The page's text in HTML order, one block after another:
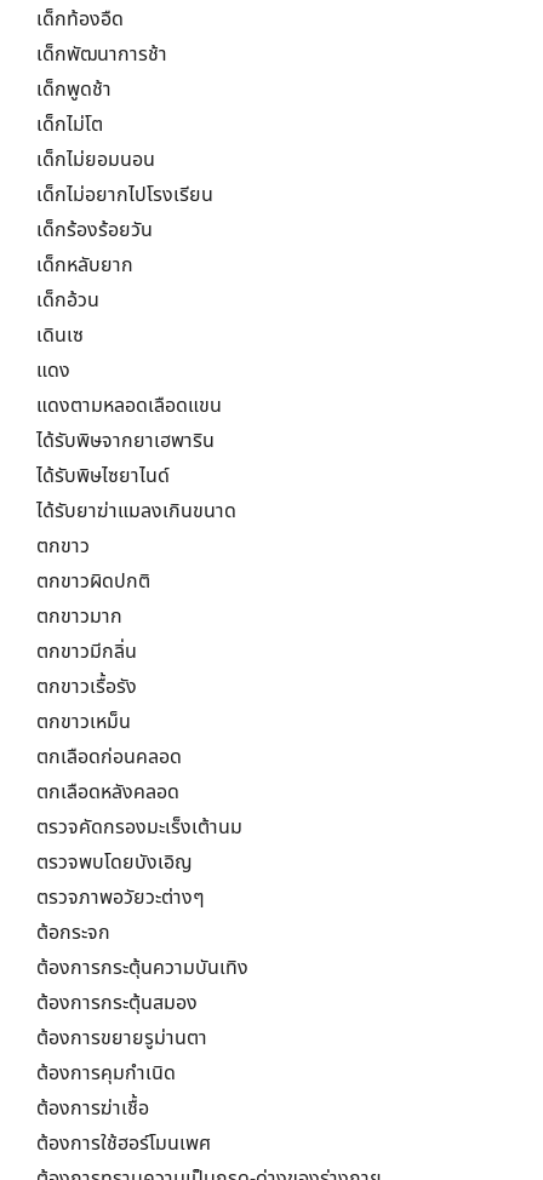
เด็กท้องอืด
เด็กพัฒนาการช้า
เด็กพูดช้า
เด็กไม่โต
เด็กไม่ยอมนอน
เด็กไม่อยากไปโรงเรียน
เด็กร้องร้อยวัน
เด็กหลับยาก
เด็กอ้วน
เดินเซ
แดง
แดงตามหลอดเลือดแขน
ได้รับพิษจากยาเฮพาริน
ได้รับพิษไซยาไนด์
ได้รับยาฆ่าแมลงเกินขนาด
ตกขาว
ตกขาวผิดปกติ
ตกขาวมาก
ตกขาวมีกลิ่น
ตกขาวเรื้อรัง
ตกขาวเหม็น
ตกเลือดก่อนคลอด
ตกเลือดหลังคลอด
ตรวจคัดกรองมะเร็งเต้านม
ตรวจพบโดยบังเอิญ
ตรวจภาพอวัยวะต่างๆ
ต้อกระจก
ต้องการกระตุ้นความบันเทิง
ต้องการกระตุ้นสมอง
ต้องการขยายรูม่านตา
ต้องการคุมกำเนิด
ต้องการฆ่าเชื้อ
ต้องการใช้ฮอร์โมนเพศ